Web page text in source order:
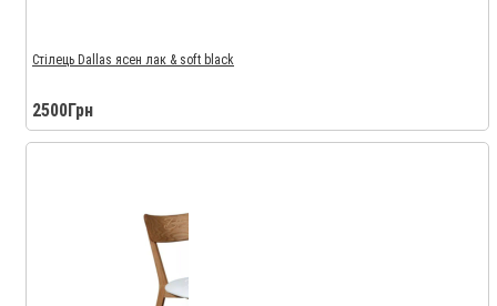
Стілець Dallas ясен лак & soft black
2500Грн